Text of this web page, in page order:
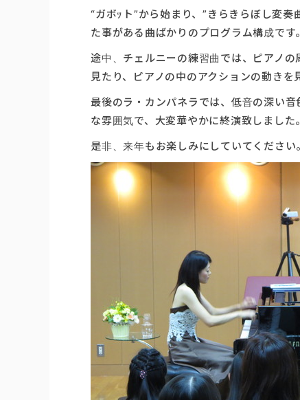
“ガボｯト”から始まり、”きらきらぼし変
た事がある曲ばかりのプログラム構成です。
途中、チェルニーの練習曲では、ピアノ
見たり、ピアノの中のアクションの動きを
最後のラ・カンパネラでは、低音の深い
な雰囲気で、大変華やかに終演致しました。
是非、来年もお楽しみにしていてください。